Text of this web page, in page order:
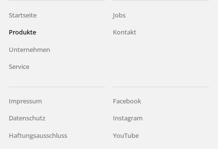
Startseite
Produkte
Unternehmen
Service
Jobs
Kontakt
Impressum
Datenschutz
Haftungsausschluss
Facebook
Instagram
YouTube